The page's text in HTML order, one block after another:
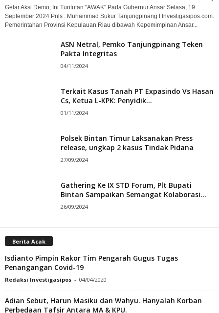
Gelar Aksi Demo, Ini Tuntutan "AWAK" Pada Gubernur Ansar Selasa, 19
September 2024 Pnls : Muhammad Sukur Tanjungpinang l Investigasipos.com.
Pemerintahan Provinsi Kepulauan Riau dibawah Kepemimpinan Ansar...
ASN Netral, Pemko Tanjungpinang Teken
Pakta Integritas
04/11/2024
Terkait Kasus Tanah PT Expasindo Vs Hasan
Cs, Ketua L-KPK: Penyidik...
01/11/2024
Polsek Bintan Timur Laksanakan Press
release, ungkap 2 kasus Tindak Pidana
27/09/2024
Gathering Ke IX STD Forum, Plt Bupati
Bintan Sampaikan Semangat Kolaborasi...
26/09/2024
Berita Acak
Isdianto Pimpin Rakor Tim Pengarah Gugus Tugas
Penangangan Covid-19
Redaksi Investigasipos - 04/04/2020
Adian Sebut, Harun Masiku dan Wahyu. Hanyalah Korban
Perbedaan Tafsir Antara MA & KPU.